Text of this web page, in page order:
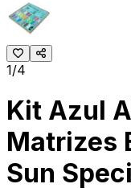
1/4
Kit Azul
Matrizes
Sun